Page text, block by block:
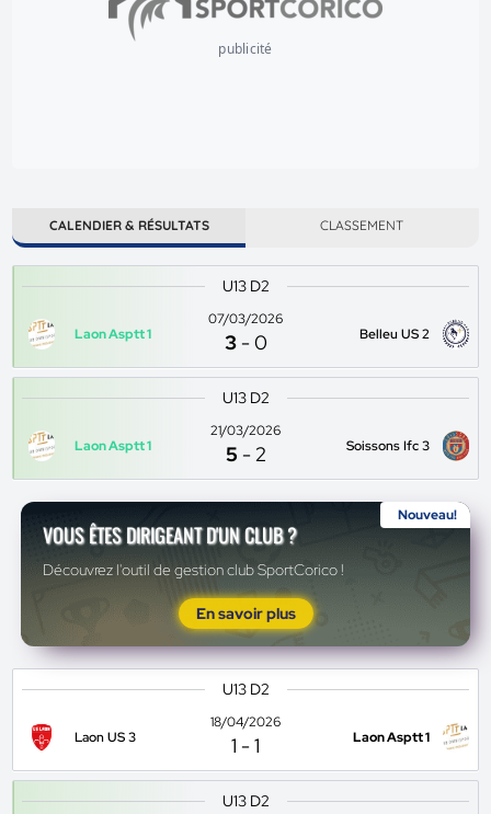
publicité
CALENDIER & RÉSULTATS CLASSEMENT
U13 D2
Laon Asptt 1
07/03/2026
3 -0 Belleu US 2
U13 D2
Laon Asptt 1
21/03/2026
5 -2 Soissons Ifc 3
Nouveau!
VOUS ÊTES DIRIGEANT D'UN CLUB ?
Découvrez l'outil de gestion club SportCorico !
En savoir plus
U13 D2
Laon US 3
18/04/2026
1 -1 Laon Asptt 1
U13 D2